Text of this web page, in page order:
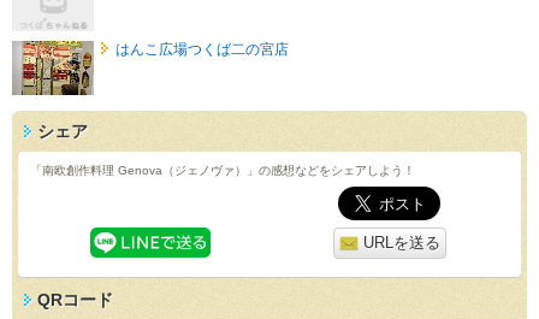
はんこ広場つくば二の宮店
シェア
「南欧創作料理 Genova（ジェノヴァ）」の感想などをシェアしよう！
URLを送る
QRコード